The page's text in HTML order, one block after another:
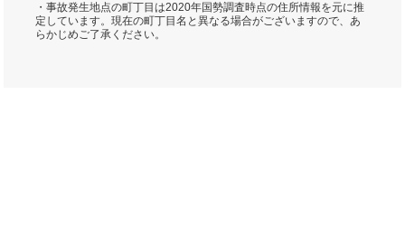
・事故発生地点の町丁目は2020年国勢調査時点の住所情報を元に推
定しています。現在の町丁目名と異なる場合がございますので、あ
らかじめご了承ください。